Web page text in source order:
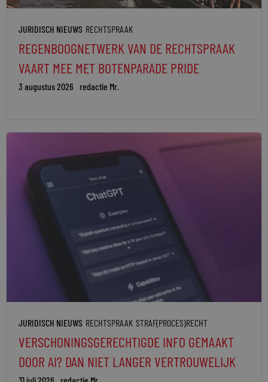
JURIDISCH NIEUWS RECHTSPRAAK
REGENBOOGNETWERK VAN DE RECHTSPRAAK
VAART MEE MET BOTENPARADE PRIDE
3 augustus 2026 redactie Mr.
JURIDISCH NIEUWS RECHTSPRAAK STRAF(PROCES)RECHT
VERSCHONINGSGERECHTIGDE INFO GEMAAKT
DOOR AI? DAN NIET LANGER VERTROUWELIJK